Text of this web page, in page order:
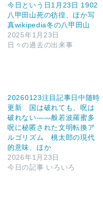
今日という日1月23日 1902
八甲田山死の彷徨、ほか写
真wikipedia冬の八甲田山
2025年1月23日
日々の過去の出来事
20260123注目記事日中随時
更新 国は破れても、呪は
破れない――般若波羅蜜多
呪に秘匿された文明転換ア
ルゴリズム 桃太郎の現代
的意味、ほか
2026年1月23日
今日の記事 いろいろ